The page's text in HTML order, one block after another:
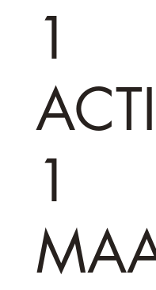
1
1